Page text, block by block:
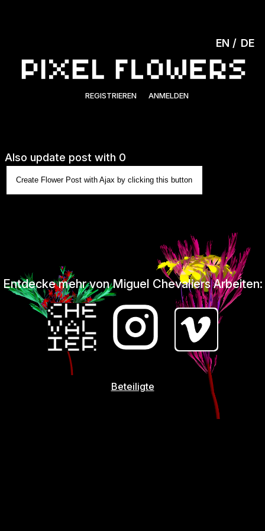
REGISTRIEREN ANMELDEN
EN DE
Also update post with 0
Create Flower Post with Ajax by clicking this button
Entdecke mehr von Miguel Chevaliers Arbeiten:
Beteiligte